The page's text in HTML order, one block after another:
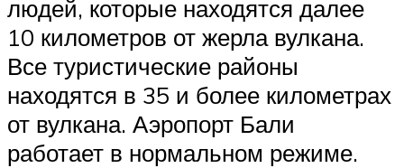
людей, которые находятся далее
10 километров от жерла вулкана.
Все туристические районы
находятся в 35 и более километрах
от вулкана. Аэропорт Бали
работает в нормальном режиме.